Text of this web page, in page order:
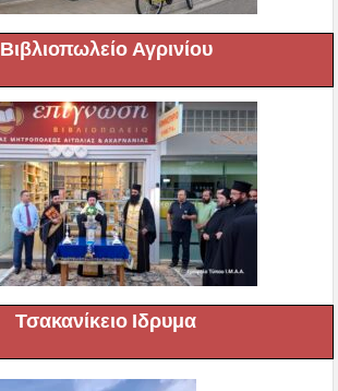
Βιβλιοπωλείο Αγρινίου
Τσακανίκειο Ιδρυμα